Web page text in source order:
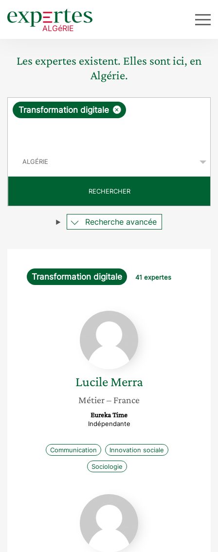
Les expertes existent. Elles sont ici, en
Algérie.
R
ê
e
×
Transformation digitale
RECHERCHER
Recherche avancée
Transformation digitale 41 expertes
Lucile
Merra
Lucile Merra
Métier– France
Eureka Time
Indépendante
Communication Innovation sociale
Sociologie
Najoua
Kooli